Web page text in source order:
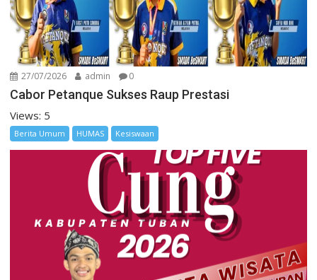
27/07/2026 admin 0
Cabor Petanque Sukses Raup Prestasi
Views: 5
Berita Umum HUMAS Kesiswaan